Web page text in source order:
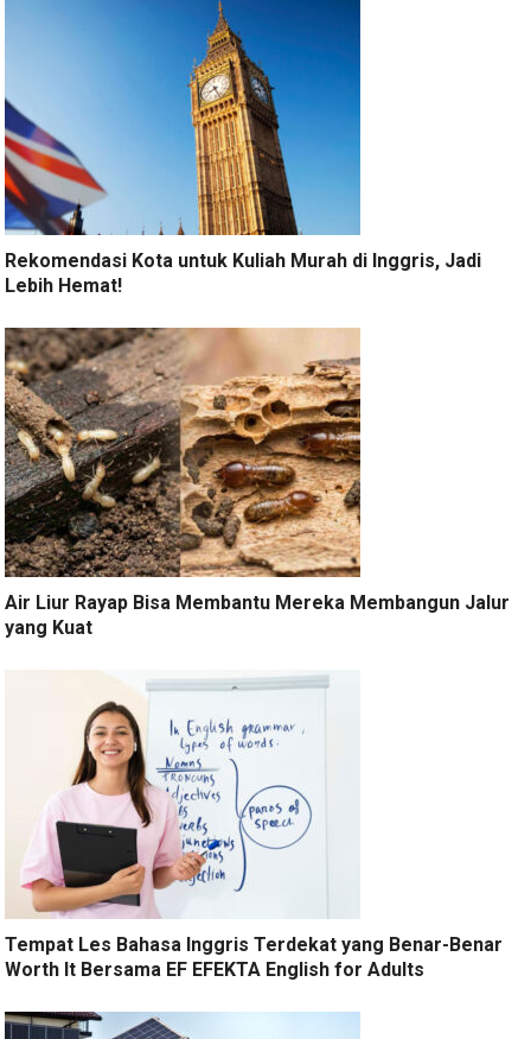
Rekomendasi Kota untuk Kuliah Murah di Inggris, Jadi
Lebih Hemat!
Air Liur Rayap Bisa Membantu Mereka Membangun Jalur
yang Kuat
Tempat Les Bahasa Inggris Terdekat yang Benar-Benar
Worth It Bersama EF EFEKTA English for Adults